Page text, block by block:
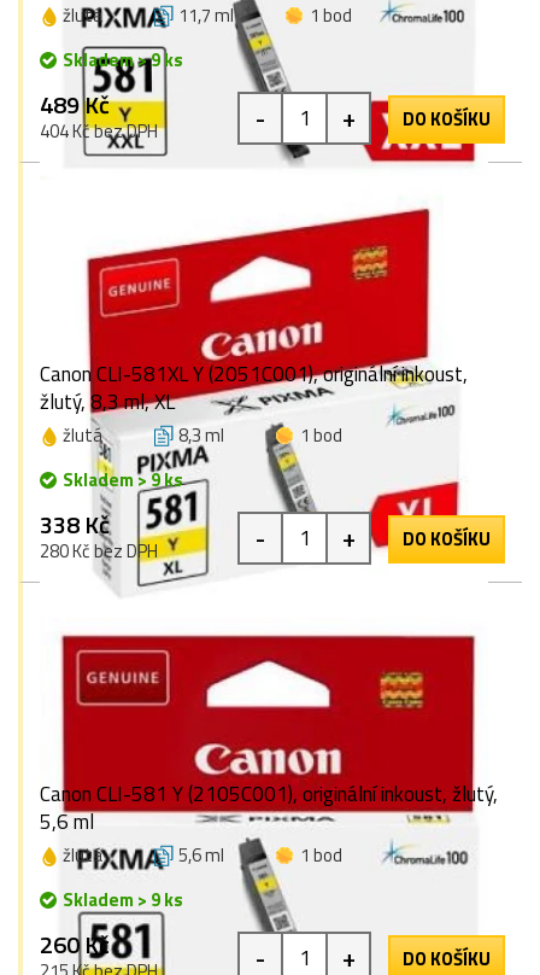
žlutá 11,7 ml
1 bod
Skladem > 9 ks
489 Kč
404 Kč bez DPH - + DO KOŠÍKU
Canon CLI-581XL Y (2051C001), originální inkoust,
žlutý, 8,3 ml, XL
žlutá 8,3 ml
1 bod
Skladem > 9 ks
338 Kč
280 Kč bez DPH - + DO KOŠÍKU
Canon CLI-581 Y (2105C001), originální inkoust, žlutý,
5,6 ml
žlutá 5,6 ml
1 bod
Skladem > 9 ks
260 Kč - + DO KOŠÍKU